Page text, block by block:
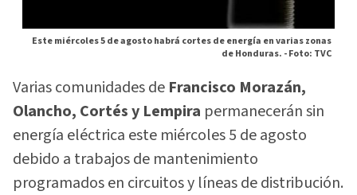
Este miércoles 5 de agosto habrá cortes de energía en varias zonas
de Honduras. -Foto: TVC
Varias comunidades de Francisco Morazán,
Olancho, Cortés y Lempira permanecerán sin
energía eléctrica este miércoles 5 de agosto
debido a trabajos de mantenimiento
programados en circuitos y líneas de distribución.